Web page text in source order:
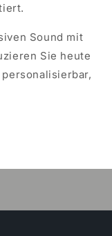
Sound mit
Sie heute